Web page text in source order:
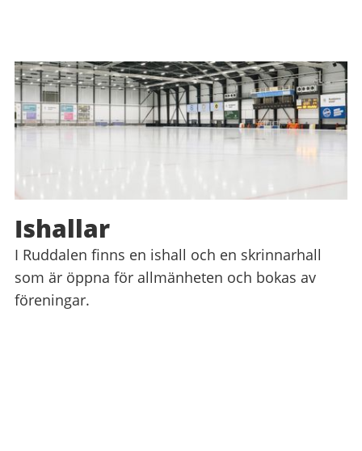
Ishallar
I Ruddalen finns en ishall och en skrinnarhall
som är öppna för allmänheten och bokas av
föreningar.